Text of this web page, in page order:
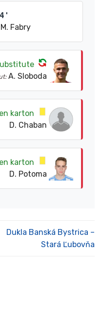
M. Fabry
A. Sloboda
karton
D. Chaban
karton
D. Potoma
Dukla Banská Bystrica –
Stará Ľubovňa